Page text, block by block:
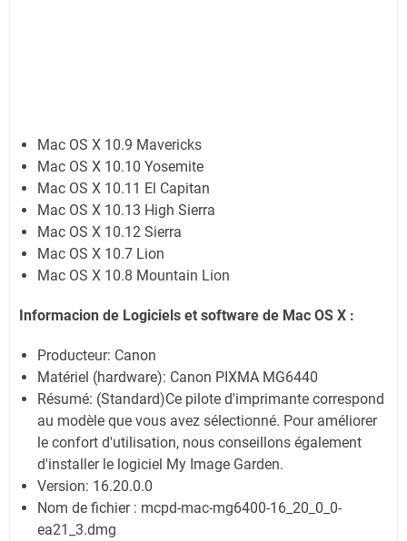
Mac OS X 10.9 Mavericks
Mac OS X 10.10 Yosemite
Mac OS X 10.11 El Capitan
Mac OS X 10.13 High Sierra
Mac OS X 10.12 Sierra
Mac OS X 10.7 Lion
Mac OS X 10.8 Mountain Lion
Informacion de Logiciels et software de Mac OS X :
Producteur: Canon
Matériel (hardware): Canon PIXMA MG6440
Résumé: (Standard)Ce pilote d'imprimante correspond
au modèle que vous avez sélectionné. Pour améliorer
le confort d'utilisation, nous conseillons également
d'installer le logiciel My Image Garden.
Version: 16.20.0.0
Nom de fichier : mcpd-mac-mg6400-16_20_0_0-
ea21_3.dmg